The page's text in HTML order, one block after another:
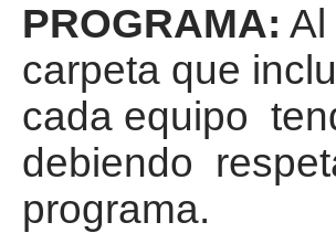
PROGRAMA: Al
carpeta que
cada equipo
debiendo
programa.